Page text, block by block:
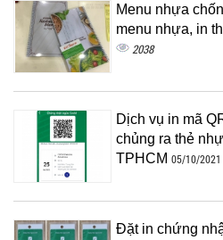
Menu nhựa
menu nhựa, in
2038
Dịch vụ in mã
chủng ra thẻ
TPHCM 05/10/2021
Đặt in chứng